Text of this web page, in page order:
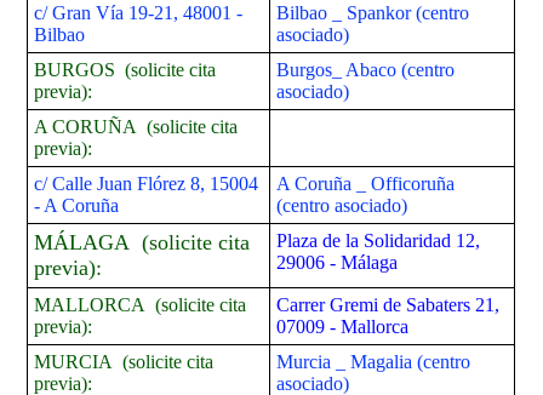
c/ Gran Vía 19-21, 48001 -
Bilbao
Bilbao _ Spankor (centro
asociado)
BURGOS (solicite cita
previa):
Burgos_ Abaco (centro
asociado)
A CORUÑA (solicite cita
previa):
c/ Calle Juan Flórez 8, 15004
- A Coruña
A Coruña _ Officoruña
(centro asociado)
MÁLAGA (solicite cita
previa):
Plaza de la Solidaridad 12,
29006 - Málaga
MALLORCA (solicite cita
previa):
Carrer Gremi de Sabaters 21,
07009 - Mallorca
MURCIA (solicite cita
previa):
Murcia _ Magalia (centro
asociado)